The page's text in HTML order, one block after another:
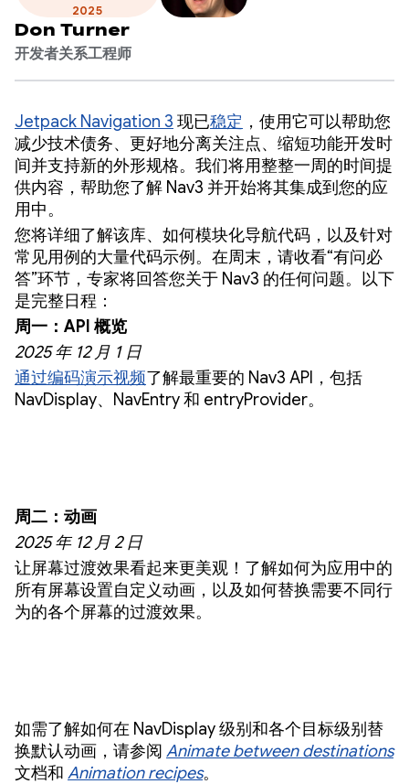
2025
Don Turner
开发者关系工程师
Jetpack Navigation 3 现已稳定 ，使用它可以帮助您
减少技术债务、更好地分离关注点、缩短功能开发时
间并支持新的外形规格。我们将用整整一周的时间提
供内容，帮助您了解 Nav3 并开始将其集成到您的应
用中。
您将详细了解该库、如何模块化导航代码，以及针对
常见用例的大量代码示例。在周末，请收看“有问必
答”环节，专家将回答您关于 Nav3 的任何问题。以下
是完整日程：
周一：API 概览
2025 年 12 月 1 日
通过编码演示视频了解最重要的 Nav3 API，包括
NavDisplay、NavEntry 和 entryProvider。
周二：动画
2025 年 12 月 2 日
让屏幕过渡效果看起来更美观！了解如何为应用中的
所有屏幕设置自定义动画，以及如何替换需要不同行
为的各个屏幕的过渡效果。
如需了解如何在 NavDisplay 级别和各个目标级别替
换默认动画，请参阅 Animate between destinations
文档和 Animation recipes。